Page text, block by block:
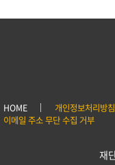
HOME 개인정보처리방침
이메일 주소 무단 수집 거부
재